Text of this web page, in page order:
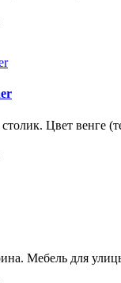
Цвет венге
Мебель для